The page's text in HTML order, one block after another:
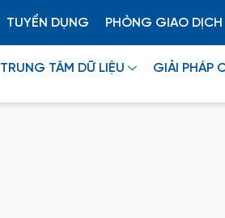
TUYỂN DỤNG PHÒNG GIAO DỊCH
TRUNG TÂM DỮ LIỆU GIẢI PHÁP